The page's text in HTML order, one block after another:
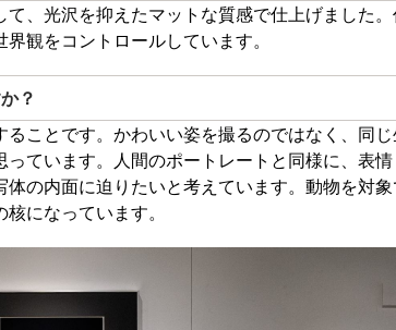
、光沢を抑えたマットな質感で仕上げました
観をコントロールしています。
？
ことです。かわいい姿を撮るのではなく、同
ています。人間のポートレートと同様に、表情
の内面に迫りたいと考えています。動物を対
になっています。